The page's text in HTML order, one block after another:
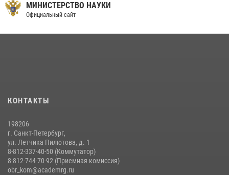
09 июля 2026, 11:58 9
МИНИСТЕРСТВО НАУКИ
Официальный сайт
КОНТАКТЫ
198206
г. Санкт-Петербург,
ул. Летчика Пилютова, д. 1
8-812-337-40-50 (Коммутатор)
8-812-744-70-92 (Приемная комиссия)
obr_kom@academrg.ru